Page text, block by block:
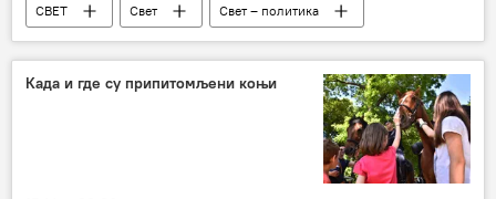
СВЕТ Свет
Свет – политика
Иран
УН
Абас Аракчи
Када и где су припитомљени коњи